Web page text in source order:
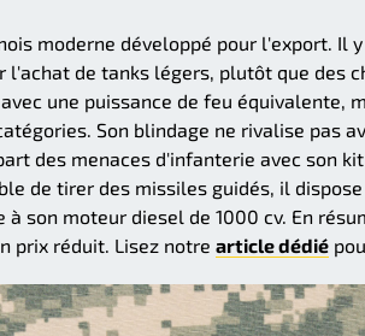
moderne développé pour l'export. Il
l'achat de tanks légers, plutôt que des
une puissance de feu équivalente,
Son blindage ne rivalise pas
des menaces d'infanterie avec son
de tirer des missiles guidés, il
son moteur diesel de 1000 cv. En
prix réduit. Lisez notre article dédié